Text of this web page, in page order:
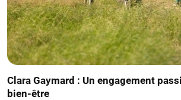
Clara Gaymard : Un engagement
bien-être